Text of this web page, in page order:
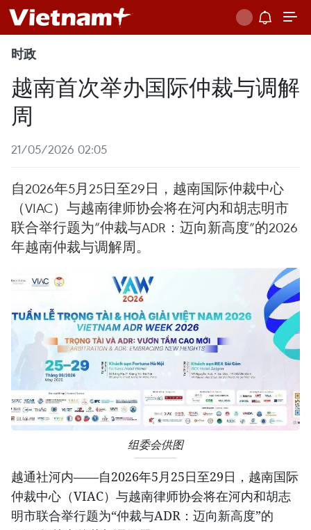
时政
越南首次举办国际仲裁与调解
周
21/05/2026 02:05
自2026年5月25日至29日，越南国际仲裁中心
（VIAC）与越南律师协会将在河内和胡志明市
联合举行题为“仲裁与ADR：迈向新高度”的2026
年越南仲裁与调解周。
组委会供图
越通社河内——自2026年5月25日至29日，越南国际
仲裁中心（VIAC）与越南律师协会将在河内和胡志
明市联合举行题为“仲裁与ADR：迈向新高度”的